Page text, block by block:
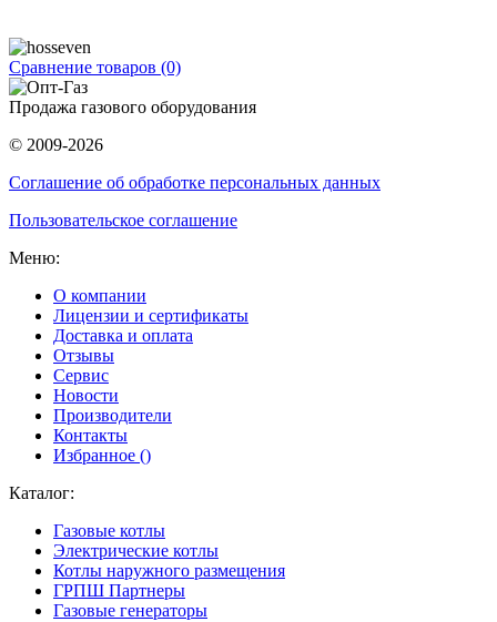
Сравнение товаров (0)
Продажа газового оборудования
© 2009-2026
Соглашение об обработке персональных данных
Пользовательское соглашение
Меню:
О компании
Лицензии и сертификаты
Доставка и оплата
Отзывы
Сервис
Новости
Производители
Контакты
Избранное ()
Каталог:
Газовые котлы
Электрические котлы
Котлы наружного размещения
ГРПШ Партнеры
Газовые генераторы